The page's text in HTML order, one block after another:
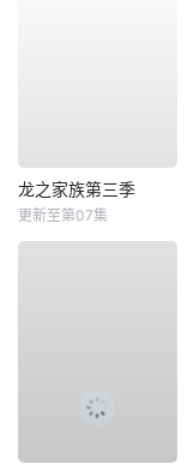
龙之家族第三季
更新至第07集